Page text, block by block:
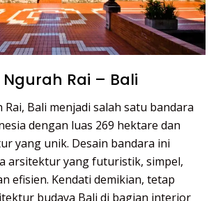
Rai – Bali
Bali menjadi salah satu bandara
dengan luas 269 hektare dan
yang unik. Desain bandara ini
arsitektur yang futuristik, simpel,
efisien. Kendati demikian, tetap
budaya Bali di bagian interior